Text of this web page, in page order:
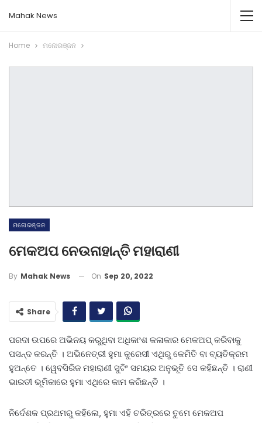
Mahak News
Home ମନୋରଞ୍ଜନ
ମନୋରଞ୍ଜନ
ମେକଅପ ନେଉନାହାନ୍ତି ମହାରାଣୀ
By Mahak News On Sep 20, 2022
Share
ପରଦା ଉପରେ ଅଭିନୟ କରୁଥିବା ଅଧିକାଂଶ କଳାକାର ମେକଅପ୍‌ କରିବାକୁ
ପସନ୍ଦ କରନ୍ତି । ଅଭିନେତ୍ରୀ ହୁମା କୁରେସୀ ଏଥିରୁ କେମିତି ବା ବ୍ୟତିକ୍ରମ
ହୁଅନ୍ତେ । ୱେବସିରିଜ ମହାରାଣୀ ସୁଟିଂ ସମୟର ଅନୁଭୂତି ସେ କହିଛନ୍ତି । ରାଣୀ
ଭାରତୀ ଭୂମିକାରେ ହୁମା ଏଥିରେ କାମ କରିଛନ୍ତି ।
ନିର୍ଦେଶକ ପ୍ରଥମରୁ କହିଲେ, ହୁମା ଏହି ଚରିତ୍ରରେ ତୁମେ ମେକଅପ